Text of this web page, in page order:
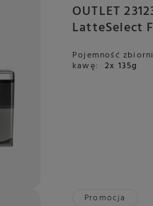
OUTLET
LatteSelect
Pojemność
kawę: 2x 135g
Promocja